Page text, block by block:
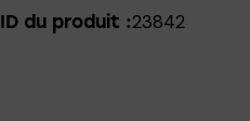
ID du produit :23842